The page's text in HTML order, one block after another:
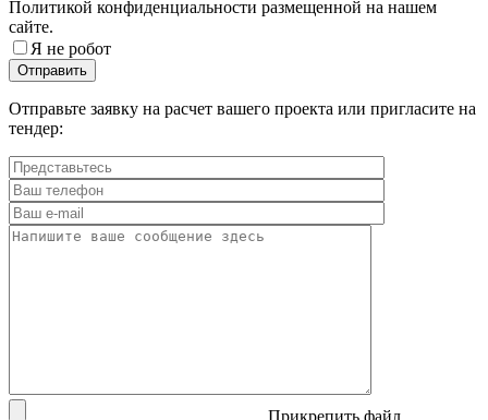
Политикой конфиденциальности размещенной на нашем
сайте.
Я не робот
Отправьте заявку на расчет вашего проекта или пригласите на
тендер:
Прикрепить файл